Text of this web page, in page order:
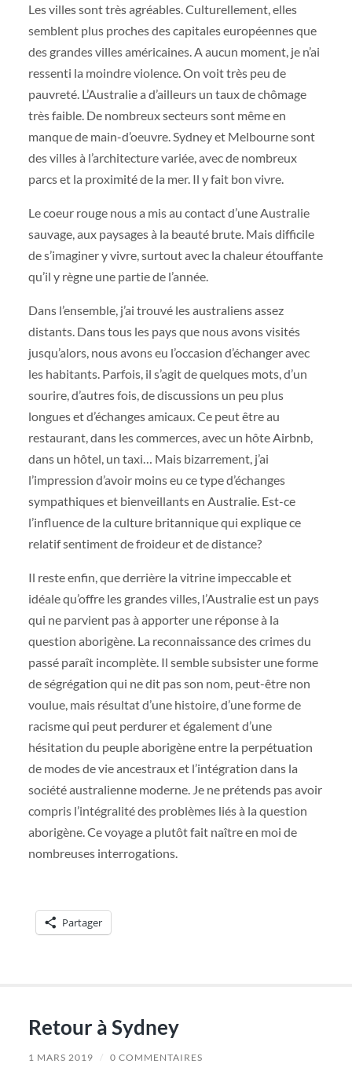
Les villes sont très agréables. Culturellement, elles
semblent plus proches des capitales européennes que
des grandes villes américaines. A aucun moment, je n’ai
ressenti la moindre violence. On voit très peu de
pauvreté. L’Australie a d’ailleurs un taux de chômage
très faible. De nombreux secteurs sont même en
manque de main-d’oeuvre. Sydney et Melbourne sont
des villes à l’architecture variée, avec de nombreux
parcs et la proximité de la mer. Il y fait bon vivre.
Le coeur rouge nous a mis au contact d’une Australie
sauvage, aux paysages à la beauté brute. Mais difficile
de s’imaginer y vivre, surtout avec la chaleur étouffante
qu’il y règne une partie de l’année.
Dans l’ensemble, j’ai trouvé les australiens assez
distants. Dans tous les pays que nous avons visités
jusqu’alors, nous avons eu l’occasion d’échanger avec
les habitants. Parfois, il s’agit de quelques mots, d’un
sourire, d’autres fois, de discussions un peu plus
longues et d’échanges amicaux. Ce peut être au
restaurant, dans les commerces, avec un hôte Airbnb,
dans un hôtel, un taxi… Mais bizarrement, j’ai
l’impression d’avoir moins eu ce type d’échanges
sympathiques et bienveillants en Australie. Est-ce
l’influence de la culture britannique qui explique ce
relatif sentiment de froideur et de distance?
Il reste enfin, que derrière la vitrine impeccable et
idéale qu’offre les grandes villes, l’Australie est un pays
qui ne parvient pas à apporter une réponse à la
question aborigène. La reconnaissance des crimes du
passé paraît incomplète. Il semble subsister une forme
de ségrégation qui ne dit pas son nom, peut-être non
voulue, mais résultat d’une histoire, d’une forme de
racisme qui peut perdurer et également d’une
hésitation du peuple aborigène entre la perpétuation
de modes de vie ancestraux et l’intégration dans la
société australienne moderne. Je ne prétends pas avoir
compris l’intégralité des problèmes liés à la question
aborigène. Ce voyage a plutôt fait naître en moi de
nombreuses interrogations.
Partager
Retour à Sydney
1 MARS 2019 / 0 COMMENTAIRES